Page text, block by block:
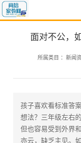
面对不公，
所属类目 ： 新闻
孩子喜欢看标准答
想法？三年级左右
但也容易受到外界
亦云，缺乏主见。